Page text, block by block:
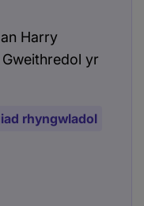
Harry
yr
rhyngwladol